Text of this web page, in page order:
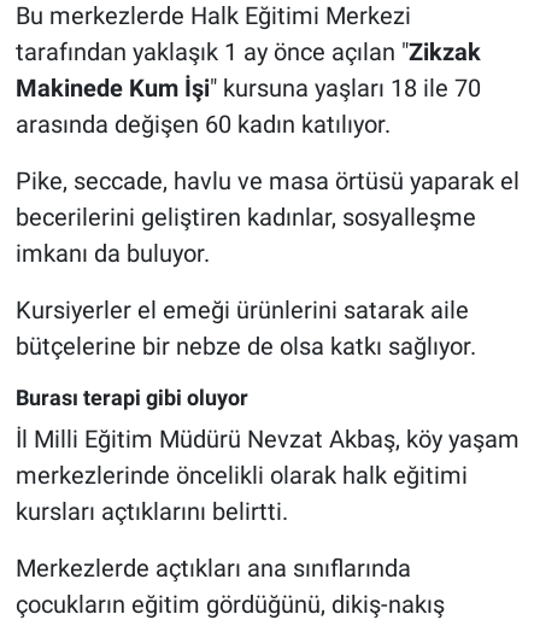
Bu merkezlerde Halk Eğitimi Merkezi
tarafından yaklaşık 1 ay önce açılan "Zikzak
Makinede Kum İşi" kursuna yaşları 18 ile 70
arasında değişen 60 kadın katılıyor.
Pike, seccade, havlu ve masa örtüsü yaparak el
becerilerini geliştiren kadınlar, sosyalleşme
imkanı da buluyor.
Kursiyerler el emeği ürünlerini satarak aile
bütçelerine bir nebze de olsa katkı sağlıyor.
Burası terapi gibi oluyor
İl Milli Eğitim Müdürü Nevzat Akbaş, köy yaşam
merkezlerinde öncelikli olarak halk eğitimi
kursları açtıklarını belirtti.
Merkezlerde açtıkları ana sınıflarında
çocukların eğitim gördüğünü, dikiş-nakış